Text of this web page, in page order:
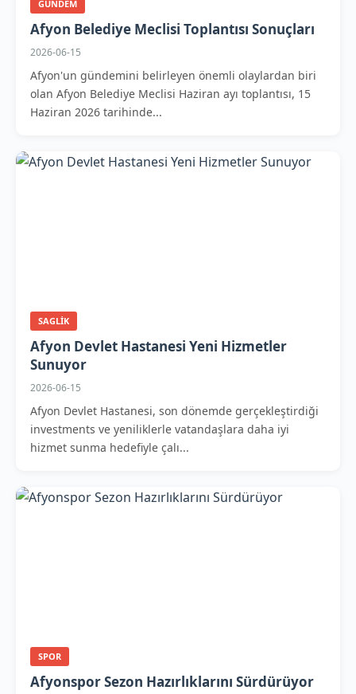
GUNDEM
Afyon Belediye Meclisi Toplantısı Sonuçları
2026-06-15
Afyon'un gündemini belirleyen önemli olaylardan biri
olan Afyon Belediye Meclisi Haziran ayı toplantısı, 15
Haziran 2026 tarihinde...
SAGLIK
Afyon Devlet Hastanesi Yeni Hizmetler
Sunuyor
2026-06-15
Afyon Devlet Hastanesi, son dönemde gerçekleştirdiği
investments ve yeniliklerle vatandaşlara daha iyi
hizmet sunma hedefiyle çalı...
SPOR
Afyonspor Sezon Hazırlıklarını Sürdürüyor